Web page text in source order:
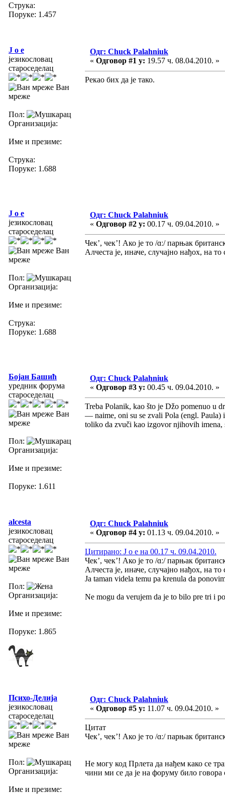
Струка:
Поруке: 1.457
J o e
језикословац
староседелац
Ван
мреже
Пол:
Организација:
Име и презиме:
Струка:
Поруке: 1.688
Одг: Chuck Palahniuk
« Одговор #1 у: 19.57 ч. 08.04.2010. »
Рекао бих да је тако.
J o e
језикословац
староседелац
Ван
мреже
Пол:
Организација:
Име и презиме:
Струка:
Поруке: 1.688
Одг: Chuck Palahniuk
« Одговор #2 у: 00.17 ч. 09.04.2010. »
Чек’, чек’! Ако је то /ɑː/ парњак
Алчеста је, иначе, случајно нађох, на
Бојан Башић
уредник форума
староседелац
Ван
мреже
Пол:
Организација:
Име и презиме:
Поруке: 1.611
Одг: Chuck Palahniuk
« Одговор #3 у: 00.45 ч. 09.04.2010. »
Treba Polanik, kao što je Džo pomenuo u
— naime, oni su se zvali Pola (engl.
toliko da zvuči kao izgovor njihovih imena,
alcesta
језикословац
староседелац
Ван
мреже
Пол:
Организација:
Име и презиме:
Поруке: 1.865
Одг: Chuck Palahniuk
« Одговор #4 у: 01.13 ч. 09.04.2010. »
Цитирано: J o e на 00.17 ч. 09.04.2010.
Чек’, чек’! Ако је то /ɑː/ парњак
Алчеста је, иначе, случајно нађох, на
Ja taman videla temu pa krenula da
Ne mogu da verujem da je to bilo pre tri i
Психо-Делија
језикословац
староседелац
Ван
мреже
Пол:
Организација:
Име и презиме:
Одг: Chuck Palahniuk
« Одговор #5 у: 11.07 ч. 09.04.2010. »
Цитат
Чек’, чек’! Ако је то /ɑː/ парњак
Не могу код Прлета да нађем како се
чини ми се да је на форуму било говора